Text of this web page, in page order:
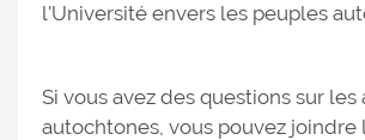
l'Université envers les peuples
Si vous avez des questions sur les
autochtones, vous pouvez joindre